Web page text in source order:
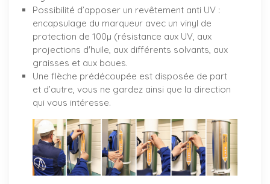
Possibilité d’apposer un revêtement anti UV :
encapsulage du marqueur avec un vinyl de
protection de 100µ (résistance aux UV, aux
projections d'huile, aux différents solvants, aux
graisses et aux boues.
Une flèche prédécoupée est disposée de part
et d’autre, vous ne gardez ainsi que la direction
qui vous intéresse.